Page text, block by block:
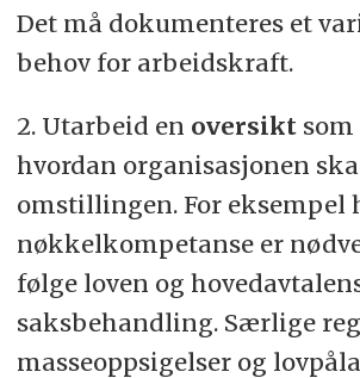
Det må dokumenteres et
behov for arbeidskraft.
2. Utarbeid en oversiktsom
hvordan organisasjonen
omstillingen. For eksempel
nøkkelkompetanse er
følge loven og
saksbehandling. Særlige
masseoppsigelser og